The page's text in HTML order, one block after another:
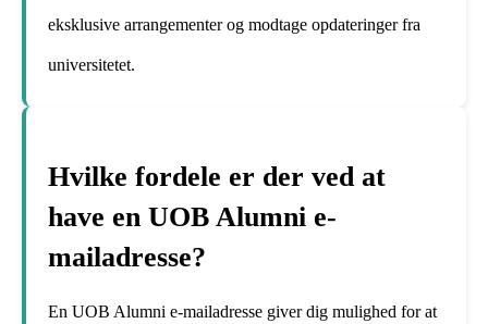
eksklusive arrangementer og modtage opdateringer fra
universitetet.
Hvilke fordele er der ved at
have en UOB Alumni e-
mailadresse?
En UOB Alumni e-mailadresse giver dig mulighed for at